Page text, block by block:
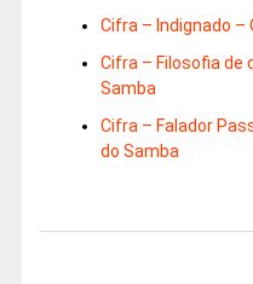
Cifra – Indignado –
Cifra – Filosofia de
Samba
Cifra – Falador
do Samba